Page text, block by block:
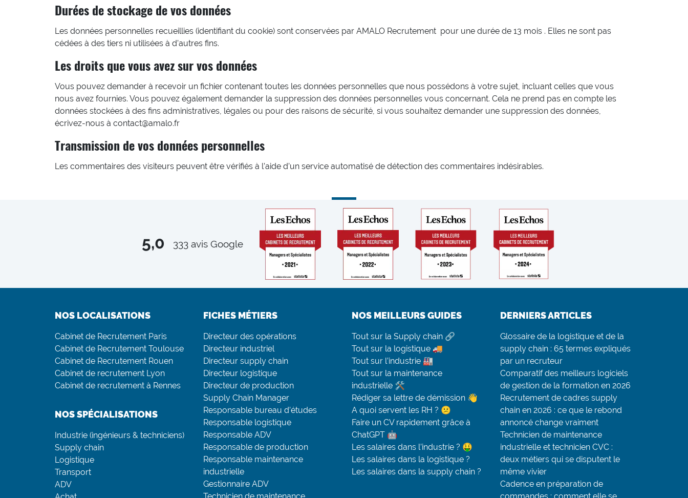
Durées de stockage de vos données
Les données personnelles recueillies (identifiant du cookie) sont conservées par AMALO Recrutement pour une durée de 13 mois . Elles ne sont pas
cédées à des tiers ni utilisées à d’autres fins.
Les droits que vous avez sur vos données
Vous pouvez demander à recevoir un fichier contenant toutes les données personnelles que nous possédons à votre sujet, incluant celles que vous
nous avez fournies. Vous pouvez également demander la suppression des données personnelles vous concernant. Cela ne prend pas en compte les
données stockées à des fins administratives, légales ou pour des raisons de sécurité, si vous souhaitez demander une suppression des données,
écrivez-nous à contact@amalo.fr
Transmission de vos données personnelles
Les commentaires des visiteurs peuvent être vérifiés à l’aide d’un service automatisé de détection des commentaires indésirables.
5,0 333 avis Google
NOS LOCALISATIONS
Cabinet de Recrutement Paris
Cabinet de Recrutement Toulouse
Cabinet de Recrutement Rouen
Cabinet de recrutement Lyon
Cabinet de recrutement à Rennes
NOS SPÉCIALISATIONS
Industrie (ingénieurs & techniciens)
Supply chain
Logistique
Transport
ADV
FICHES MÉTIERS
Directeur des opérations
Directeur industriel
Directeur supply chain
Directeur logistique
Directeur de production
Supply Chain Manager
Responsable bureau d’études
Responsable logistique
Responsable ADV
Responsable de production
Responsable maintenance
industrielle
Gestionnaire ADV
NOS MEILLEURS GUIDES
Tout sur la Supply chain 🔗
Tout sur la logistique 🚚
Tout sur l’industrie 🏭
Tout sur la maintenance
industrielle 🛠
Rédiger sa lettre de démission 👋
A quoi servent les RH ? 😕
Faire un CV rapidement grâce à
ChatGPT 🤖
Les salaires dans l’industrie ? 🤑
Les salaires dans la logistique ?
Les salaires dans la supply chain ?
DERNIERS ARTICLES
Glossaire de la logistique et de la
supply chain : 65 termes expliqués
par un recruteur
Comparatif des meilleurs logiciels
de gestion de la formation en 2026
Recrutement de cadres supply
chain en 2026 : ce que le rebond
annoncé change vraiment
Technicien de maintenance
industrielle et technicien CVC :
deux métiers qui se disputent le
même vivier
Cadence en préparation de